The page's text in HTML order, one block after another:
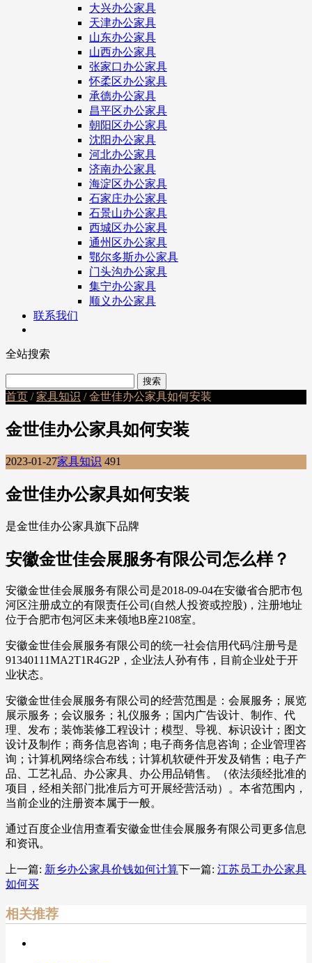
大兴办公家具
天津办公家具
山东办公家具
山西办公家具
张家口办公家具
怀柔区办公家具
承德办公家具
昌平区办公家具
朝阳区办公家具
沈阳办公家具
河北办公家具
济南办公家具
海淀区办公家具
石家庄办公家具
石景山办公家具
西城区办公家具
通州区办公家具
鄂尔多斯办公家具
门头沟办公家具
集宁办公家具
顺义办公家具
联系我们
全站搜索
首页 /家具知识 / 金世佳办公家具如何安装
金世佳办公家具如何安装
2023-01-27家具知识 491
金世佳办公家具如何安装
是金世佳办公家具旗下品牌
安徽金世佳会展服务有限公司怎么样？
安徽金世佳会展服务有限公司是2018-09-04在安徽省合肥市包
河区注册成立的有限责任公司(自然人投资或控股)，注册地址
位于合肥市包河区未来领地B座2108室。
安徽金世佳会展服务有限公司的统一社会信用代码/注册号是
91340111MA2T1R4G2P，企业法人孙有伟，目前企业处于开
业状态。
安徽金世佳会展服务有限公司的经营范围是：会展服务；展览
展示服务；会议服务；礼仪服务；国内广告设计、制作、代
理、发布；装饰装修工程设计；模型、导视、标识设计；图文
设计及制作；商务信息咨询；电子商务信息咨询；企业管理咨
询；计算机网络综合布线；计算机软硬件开发及销售；电子产
品、工艺礼品、办公家具、办公用品销售。（依法须经批准的
项目，经相关部门批准后方可开展经营活动）。本省范围内，
当前企业的注册资本属于一般。
通过百度企业信用查看安徽金世佳会展服务有限公司更多信息
和资讯。
上一篇: 新乡办公家具价钱如何计算下一篇: 江苏员工办公家具
如何买
相关推荐